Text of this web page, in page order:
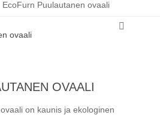
EcoFurn Puulautanen ovaali
OVAALI
on kaunis ja ekologinen